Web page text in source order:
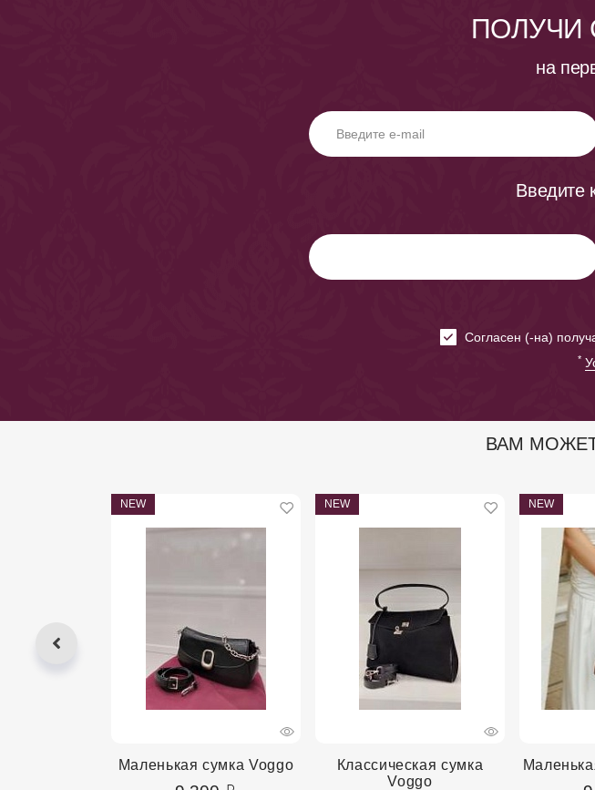
ПОЛУЧИ
на
Введите
Cогласен (-на)
*
ВАМ
NEW
Маленькая сумка Voggo
NEW
Классическая сумка
Voggo
NEW